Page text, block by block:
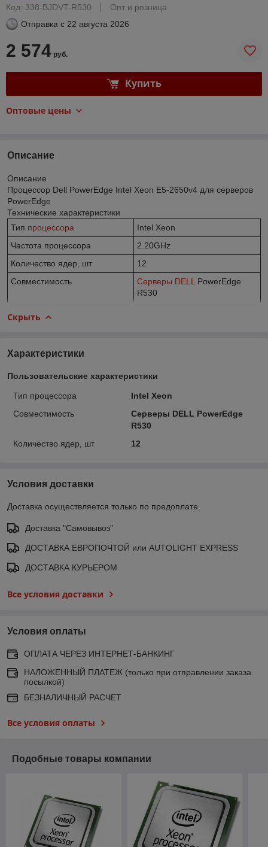
Код: 338-BJDVT-R530
Опт и розница
Отправка с 22 августа 2026
2 574 руб.
Купить
Оптовые цены
Описание
Описание
Процессор Dell PowerEdge Intel Xeon E5-2650v4 для серверов
PowerEdge
Технические характеристики
Тип процессора
Intel Xeon
Частота процессора
2.20GHz
Количество ядер, шт
12
Совместимость
Серверы DELL PowerEdge
R530
Скрыть
Характеристики
Пользовательские характеристики
Тип процессора
Intel Xeon
Совместимость
Серверы DELL PowerEdge
R530
Количество ядер, шт
12
Условия доставки
Доставка осуществляется только по предоплате.
Доставка "Самовывоз"
ДОСТАВКА ЕВРОПОЧТОЙ или AUTOLIGHT EXPRESS
ДОСТАВКА КУРЬЕРОМ
Все условия доставки
Условия оплаты
ОПЛАТА ЧЕРЕЗ ИНТЕРНЕТ-БАНКИНГ
НАЛОЖЕННЫЙ ПЛАТЕЖ (только при отправлении заказа
посылкой)
БЕЗНАЛИЧНЫЙ РАСЧЕТ
Все условия оплаты
Подобные товары компании